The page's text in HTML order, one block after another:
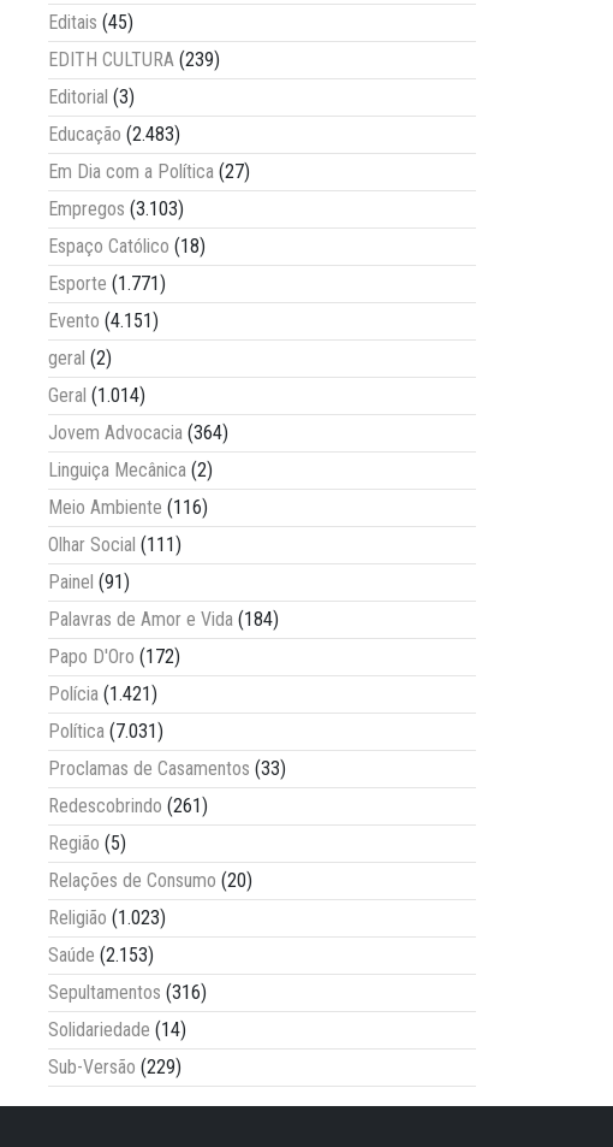
Editais (45)
EDITH CULTURA (239)
Editorial (3)
Educação (2.483)
Em Dia com a Política (27)
Empregos (3.103)
Espaço Católico (18)
Esporte (1.771)
Evento (4.151)
geral (2)
Geral (1.014)
Jovem Advocacia (364)
Linguiça Mecânica (2)
Meio Ambiente (116)
Olhar Social (111)
Painel (91)
Palavras de Amor e Vida (184)
Papo D'Oro (172)
Polícia (1.421)
Política (7.031)
Proclamas de Casamentos (33)
Redescobrindo (261)
Região (5)
Relações de Consumo (20)
Religião (1.023)
Saúde (2.153)
Sepultamentos (316)
Solidariedade (14)
Sub-Versão (229)